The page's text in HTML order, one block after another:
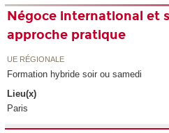
Négoce international et
approche pratique
UE RÉGIONALE
Formation hybride soir ou samedi
Lieu(x)
Paris